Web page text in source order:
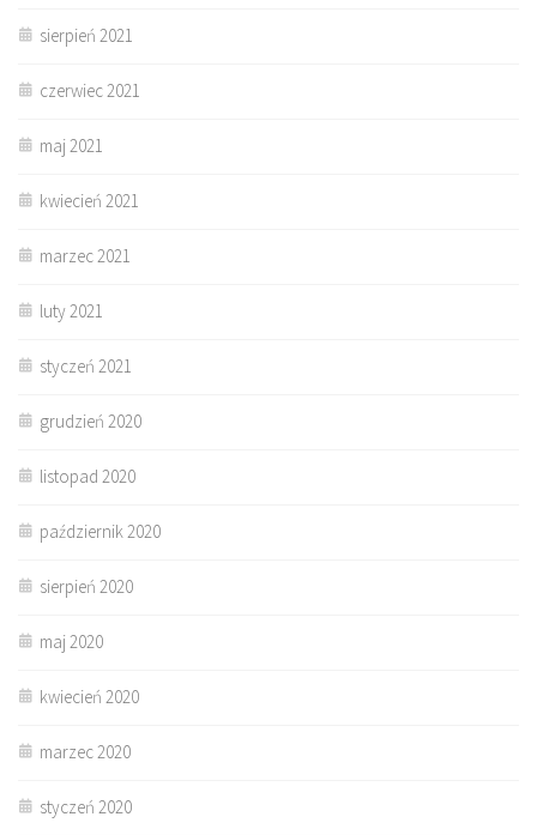
sierpień 2021
czerwiec 2021
maj 2021
kwiecień 2021
marzec 2021
luty 2021
styczeń 2021
grudzień 2020
listopad 2020
październik 2020
sierpień 2020
maj 2020
kwiecień 2020
marzec 2020
styczeń 2020